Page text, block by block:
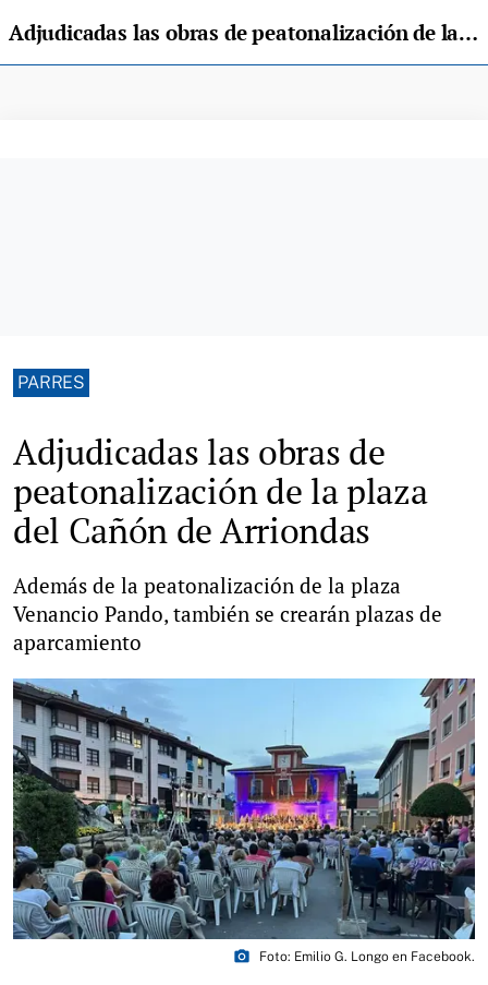
Adjudicadas las obras de peatonalización de la plaza del Cañón de Arriondas
PARRES
Adjudicadas las obras de
peatonalización de la plaza
del Cañón de Arriondas
Además de la peatonalización de la plaza
Venancio Pando, también se crearán plazas de
aparcamiento
photo_camera Foto: Emilio G. Longo en Facebook.